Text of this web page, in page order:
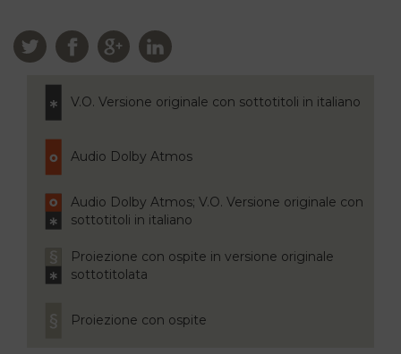
V.O. Versione originale con sottotitoli in italiano
Audio Dolby Atmos
Audio Dolby Atmos; V.O. Versione originale con
sottotitoli in italiano
Proiezione con ospite in versione originale
sottotitolata
Proiezione con ospite